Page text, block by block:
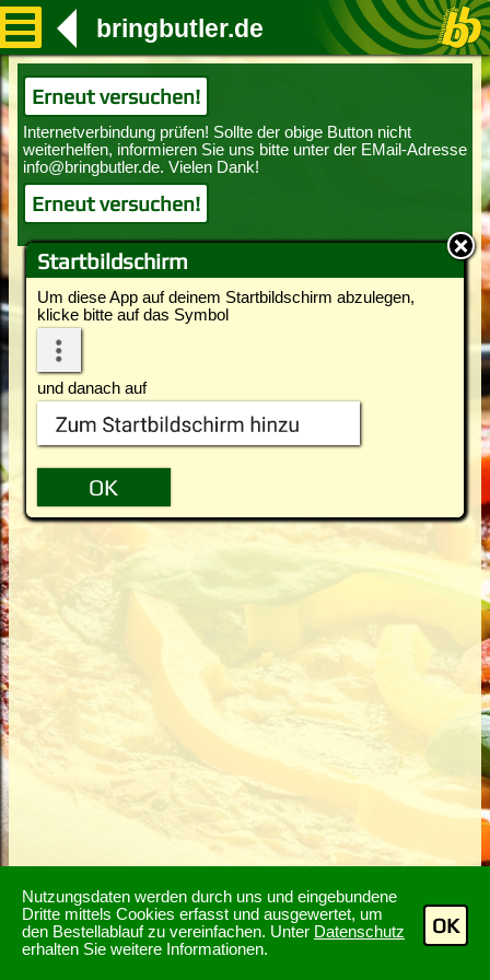
Nutzungsdaten werden durch uns und eingebundene
Dritte mittels Cookies erfasst und ausgewertet, um
den Bestellablauf zu vereinfachen. Unter Datenschutz
erhalten Sie weitere Informationen.
OK
Startbildschirm
Um diese App auf deinem Startbildschirm abzulegen,
klicke bitte auf das Symbol
und danach auf
bringbutler.de
Erneut versuchen!
Erneut versuchen!